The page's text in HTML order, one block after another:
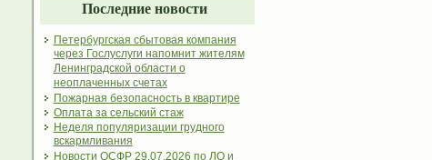
Последние новости
Петербургская сбытовая компания
через Гослуслуги напомнит жителям
Ленинградской области о
неоплаченных счетах
Пожарная безопасность в квартире
Оплата за сельский стаж
Неделя популяризации грудного
вскармливания
Новости ОСФР 29.07.2026 по ЛО и